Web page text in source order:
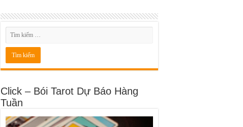
Click – Bói Tarot Dự Báo Hàng
Tuần